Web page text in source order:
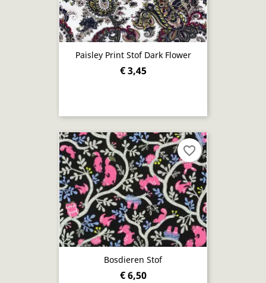
Paisley Print Stof Dark Flower
€ 3,45
Bosdieren Stof
€ 6,50
favorite_border